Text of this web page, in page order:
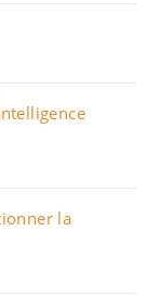
la